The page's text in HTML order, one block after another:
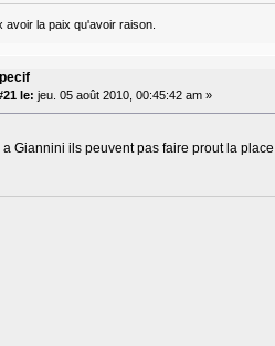
avoir la paix qu'avoir raison.
le: jeu. 05 août 2010, 00:45:42 am »
a Giannini ils peuvent pas faire prout la